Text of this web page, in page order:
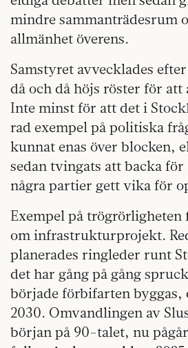
mindre sammanträdesrum
allmänhet överens.
Samstyret avvecklades
då och då höjs röster för att
Inte minst för att det i
rad exempel på politiska
kunnat enas över blocken,
sedan tvingats att backa
några partier gett vika för
Exempel på trögrörligheten
om infrastrukturprojekt.
planerades ringleder runt
det har gång på gång
började förbifarten byggas,
2030. Omvandlingen av
början på 90-talet, nu